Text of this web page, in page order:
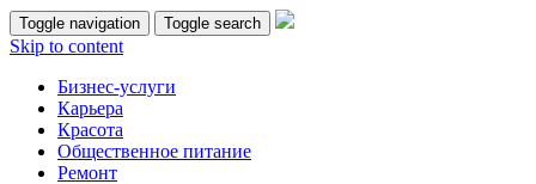
Toggle navigation Toggle search
Skip to content
Бизнес-услуги
Карьера
Красота
Общественное питание
Ремонт